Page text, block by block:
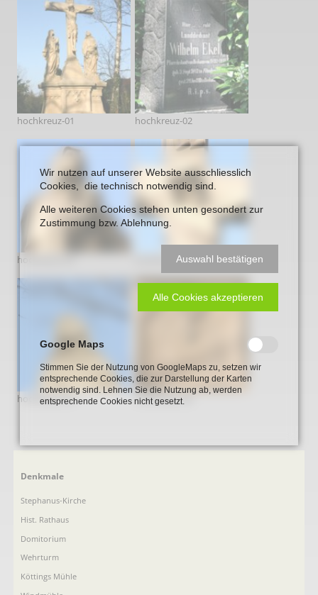
hochkreuz-01 hochkreuz-02
hochkreuz-03 hochkreuz-04
hochkreuz-05 hochkreuz-06
Navigation
Denkmale
Stephanus-Kirche
Hist. Rathaus
Domitorium
Wehrturm
Köttings Mühle
Wir nutzen auf unserer Website ausschliesslich
Cookies, die technisch notwendig sind.
Alle weiteren Cookies stehen unten gesondert zur
Zustimmung bzw. Ablehnung.
Auswahl bestätigen
Alle Cookies akzeptieren
Google Maps
Stimmen Sie der Nutzung von GoogleMaps zu, setzen wir
entsprechende Cookies, die zur Darstellung der Karten
notwendig sind. Lehnen Sie die Nutzung ab, werden
entsprechende Cookies nicht gesetzt.